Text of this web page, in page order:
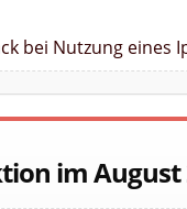
bei Nutzung
im August